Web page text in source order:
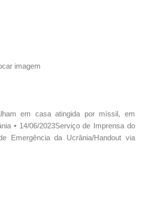
imagem
em casa atingida por míssil, em
• 14/06/2023Serviço de Imprensa do
Emergência da Ucrânia/Handout via